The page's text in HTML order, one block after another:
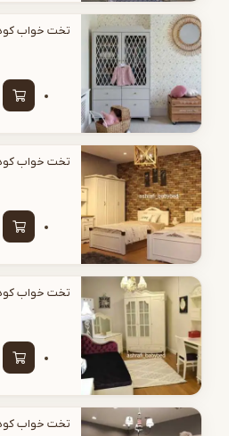
تخت خواب کودک مدل | bedkid-H454
تخت خواب کودک مدل | bedkid-H453
تخت خواب کودک مدل | bedkid-H452
تخت خواب کودک مدل | bedkid-H451